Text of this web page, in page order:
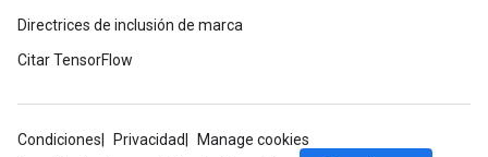
Directrices de inclusión de marca
Citar TensorFlow
Condiciones Privacidad
Manage cookies